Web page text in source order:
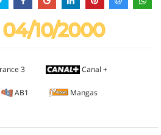
04/10/2000
3 Canal +
AB1 Mangas